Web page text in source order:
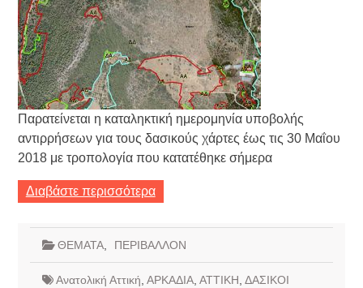
Παρατείνεται η καταληκτική ημερομηνία υποβολής
αντιρρήσεων για τους δασικούς χάρτες έως τις 30 Μαΐου
2018 με τροπολογία που κατατέθηκε σήμερα
Διαβάστε περισσότερα
ΘΕΜΑΤΑ, ΠΕΡΙΒΑΛΛΟΝ
Ανατολική Αττική ΑΡΚΑΔΙΑ, ΑΤΤΙΚΗ ΔΑΣΙΚΟΙ